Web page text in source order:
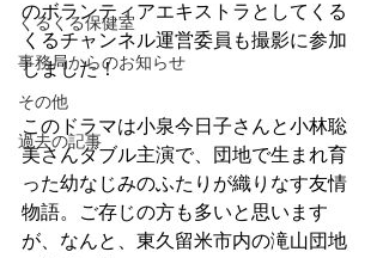
くるくる保健室
事務局からのお知らせ
その他
過去の記事
のボランティアエキストラとしてくる
くるチャンネル運営委員も撮影に参加
しました！
このドラマは小泉今日子さんと小林聡
美さんダブル主演で、団地で生まれ育
った幼なじみのふたりが織りなす友情
物語。ご存じの方も多いと思います
が、なんと、東久留米市内の滝山団地